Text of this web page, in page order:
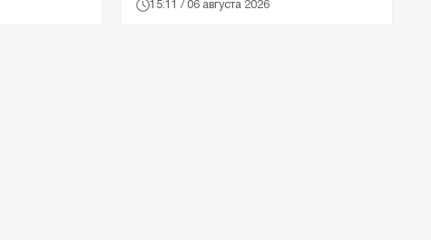
15:11 / 06 августа 2026